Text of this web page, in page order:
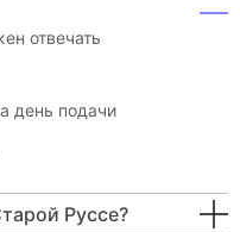
отвечать
день подачи
Руссе?